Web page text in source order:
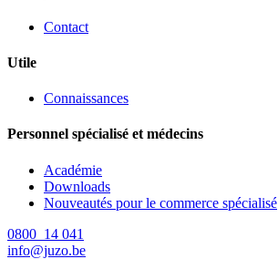
Contact
Utile
Connaissances
Personnel spécialisé et médecins
Académie
Downloads
Nouveautés pour le commerce spécialisé
0800 14 041
info@juzo.be